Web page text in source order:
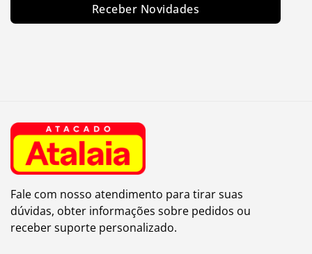
Receber Novidades
Fale com nosso atendimento para tirar suas
dúvidas, obter informações sobre pedidos ou
receber suporte personalizado.